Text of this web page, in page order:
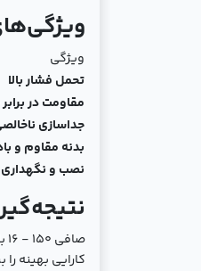
ویژگی‌های کلیدی
ویژگی
تحمل فشار بالا
مقاومت در
جداسازی
بدنه مقاوم و
نصب و
کارایی بهینه